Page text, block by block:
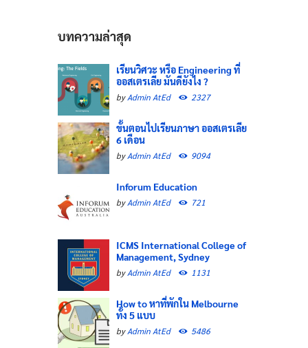
บทความล่าสุด
เรียนวิศวะ หรือ Engineering ที่
ออสเตรเลีย มันดียังไง ?
byAdmin AtEd 2327
ขั้นตอนไปเรียนภาษา ออสเตรเลีย
6 เดือน
byAdmin AtEd 9094
Inforum Education
byAdmin AtEd 721
ICMS International College of
Management, Sydney
byAdmin AtEd 1131
How to หาที่พักใน Melbourne
ทั้ง 5 แบบ
byAdmin AtEd 5486